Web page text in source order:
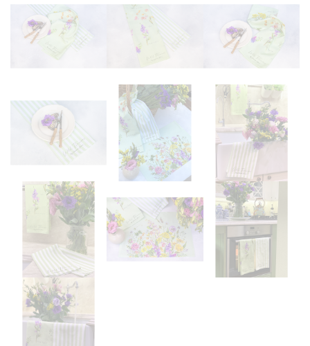
Mimas Collection (4)
Morris Collection (1)
Noi Collection (12)
Red Serenity (28)
Runner (14)
Supla (8)
Wild Flowers (2)